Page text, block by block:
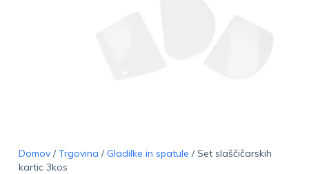
Domov/Trgovina /Gladilke in spatule / Set slaščičarskih
kartic 3kos